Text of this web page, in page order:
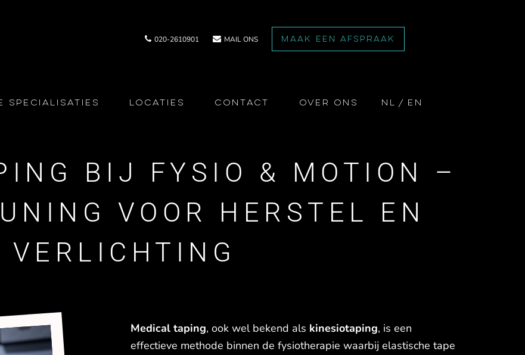
020-2610901 MAIL ONS MAAK EEN AFSPRAAK
Specialisaties Locaties Contact Over ons NL EN
BIJ FYSIO & MOTION –
VOOR HERSTEL EN
VERLICHTING
Medical taping, ook wel bekend als kinesiotaping, is een
effectieve methode binnen de fysiotherapie waarbij elastische tape